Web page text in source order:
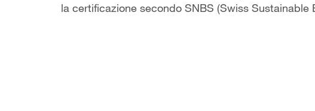
la certificazione secondo SNBS (Swiss